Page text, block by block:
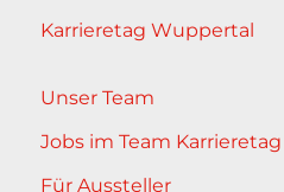
Karrieretag Wuppertal
Unser Team
Jobs im Team Karrieretag
Für Aussteller